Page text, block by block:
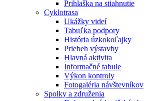
Prihlaška na stiahnutie
Cyklotrasa
Ukážky videí
Tabuľka podpory
História úzkokoľajky
Priebeh výstavby
Hlavná aktivita
Informačné tabule
Výkon kontroly
Fotogaléria návštevníkov
Spolky a združenia